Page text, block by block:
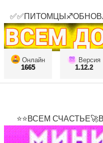
Онлайн
1665
Версия
1.12.2
⭐⭐ВСЕМ